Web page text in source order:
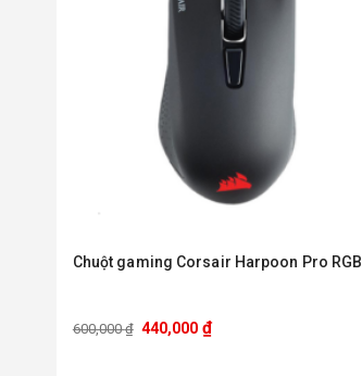
Chuột gaming Corsair Harpoon Pro RGB
600,000₫ 440,000 ₫